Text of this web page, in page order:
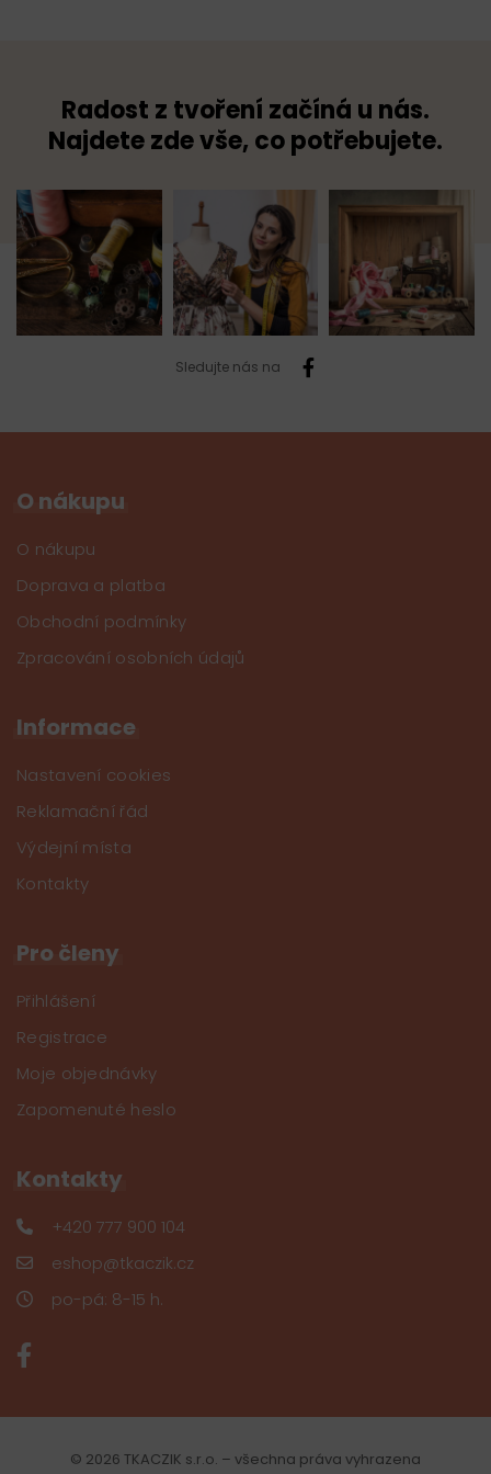
Radost z tvoření začíná u nás.
Najdete zde vše, co potřebujete.
Sledujte nás na
O nákupu
O nákupu
Doprava a platba
Obchodní podmínky
Zpracování osobních údajů
Informace
Nastavení cookies
Reklamační řád
Výdejní místa
Kontakty
Pro členy
Přihlášení
Registrace
Moje objednávky
Zapomenuté heslo
Kontakty
+420 777 900 104
eshop@tkaczik.cz
po-pá: 8-15 h.
© 2026 TKACZIK s.r.o. – všechna práva vyhrazena